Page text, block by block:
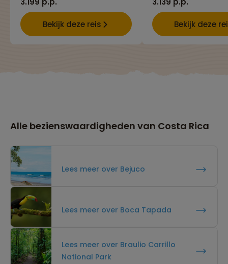
Bekijk deze reis Bekijk deze
Alle bezienswaardigheden van Costa Rica
Lees meer over Bejuco
Lees meer over Boca Tapada
Lees meer over Braulio Carrillo
National Park